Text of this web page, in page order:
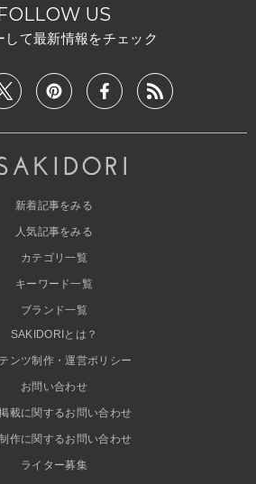
US
して最新情報をチェック
新着記事をみる
人気記事をみる
カテゴリ一覧
キーワード一覧
ブランド一覧
SAKIDORIとは？
ンツ制作・運営ポリシー
お問い合わせ
載に関するお問い合わせ
作に関するお問い合わせ
ライター募集